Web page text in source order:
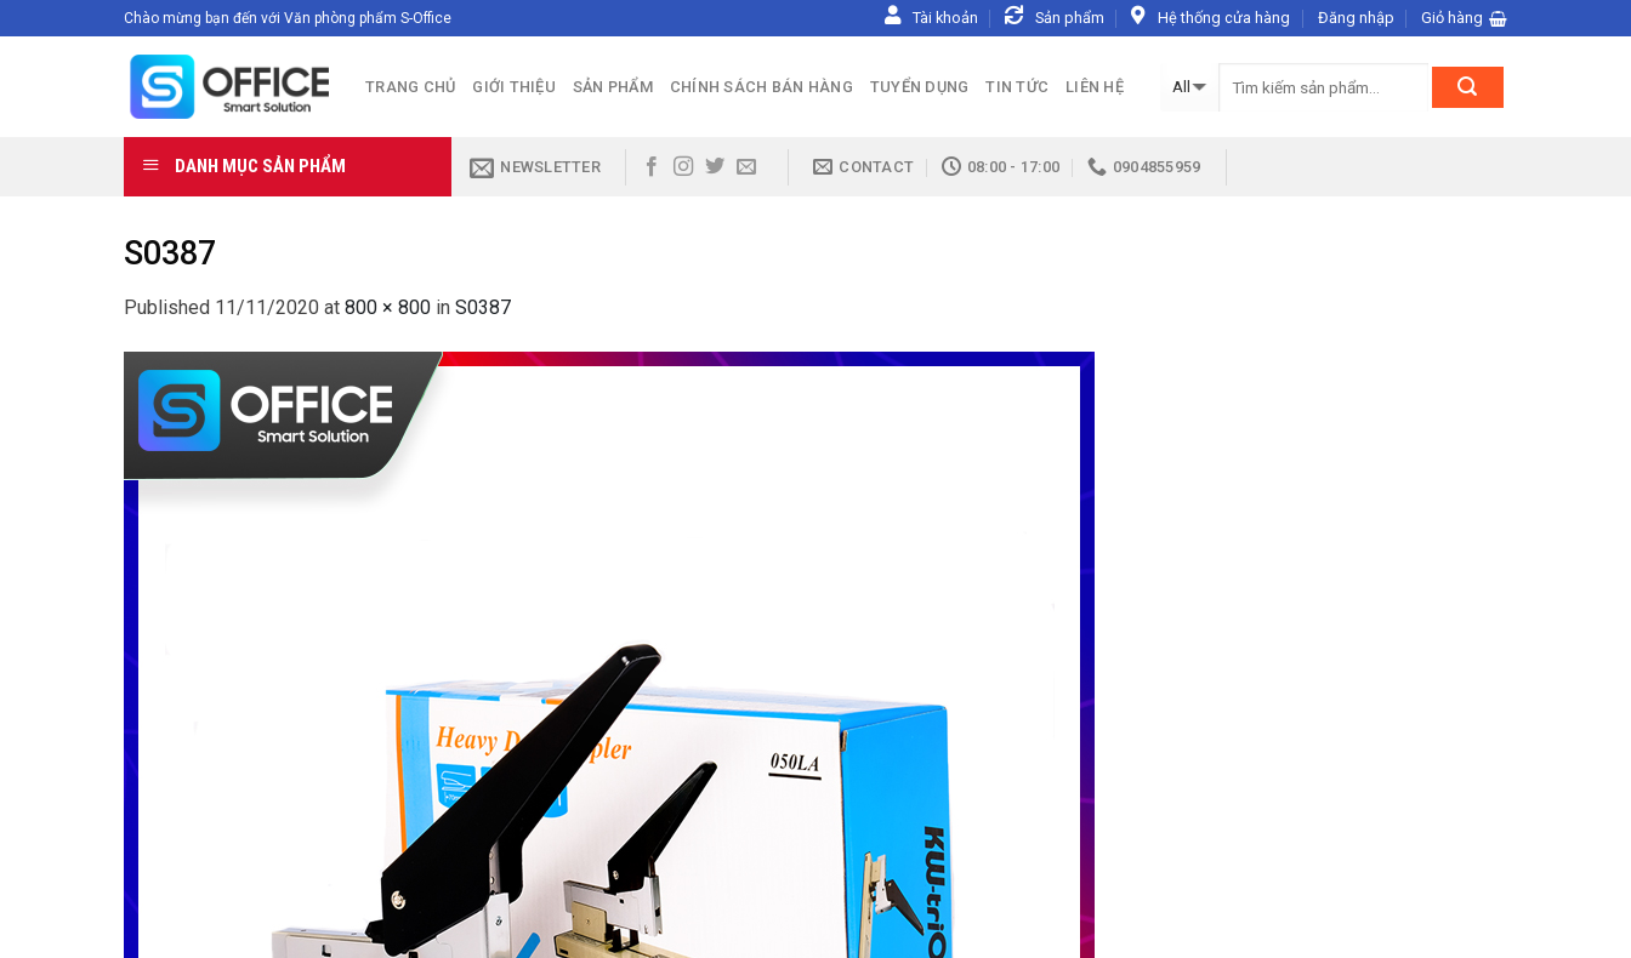
Chào mừng bạn đến với Văn phòng phẩm S-Office Tài khoản Sản phẩm Hệ thống cửa hàng Đăng nhập Giỏ hàng
TRANG CHỦ GIỚI THIỆU SẢN PHẨM CHÍNH SÁCH BÁN HÀNG TUYỂN DỤNG TIN TỨC LIÊN HỆ
DANH MỤC SẢN PHẨM NEWSLETTER CONTACT 08:00 - 17:00 0904855959
S0387
Published 11/11/2020 at 800 × 800 in S0387